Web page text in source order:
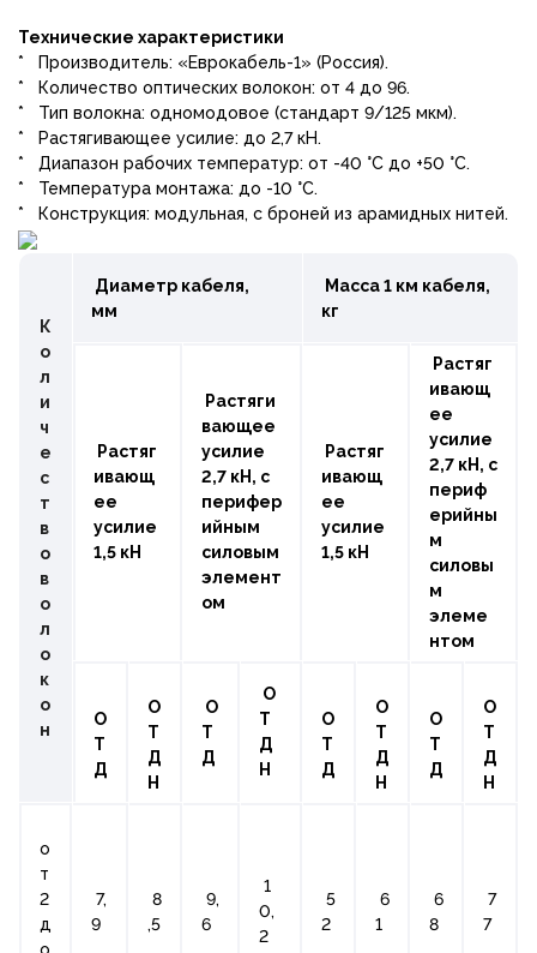
Технические характеристики
* Производитель: «Еврокабель-1» (Россия).
* Количество оптических волокон: от 4 до 96.
* Тип волокна: одномодовое (стандарт 9/125 мкм).
* Растягивающее усилие: до 2,7 кН.
* Диапазон рабочих температур: от -40 °С до +50 °С.
* Температура монтажа: до -10 °С.
* Конструкция: модульная, с броней из арамидных нитей.
К
о
л
и
ч
е
с
т
в
о
в
о
л
о
к
о
н
Диаметр кабеля,
мм
Масса 1 км кабеля,
кг
Растяг
ивающ
ее
усилие
1,5 кН
Растяги
вающее
усилие
2,7 кН, с
перифер
ийным
силовым
элемент
ом
Растяг
ивающ
ее
усилие
1,5 кН
Растяг
ивающ
ее
усилие
2,7 кН, с
периф
ерийны
м
силовы
м
элеме
нтом
О
Т
Д
О
Т
Д
Н
О
Т
Д
О
Т
Д
Н
О
Т
Д
О
Т
Д
Н
О
Т
Д
О
Т
Д
Н
о
т
2
д
7,
9
8
,5
9,
6
1
0,
2
5
2
6
1
6
8
7
7